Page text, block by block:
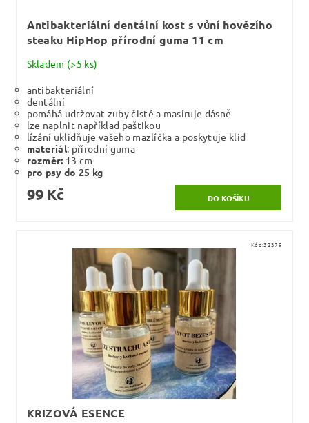
Antibakteriální dentální kost s vůní hovězího
steaku HipHop přírodní guma 11 cm
Skladem (>5 ks)
antibakteriální
dentální
pomáhá udržovat zuby čisté a masíruje dásně
lze naplnit například paštikou
lízání uklidňuje vašeho mazlíčka a poskytuje klid
materiál: přírodní guma
rozměr: 13 cm
pro psy do 25 kg
99 Kč
Kód:32379
KRIZOVÁ ESENCE